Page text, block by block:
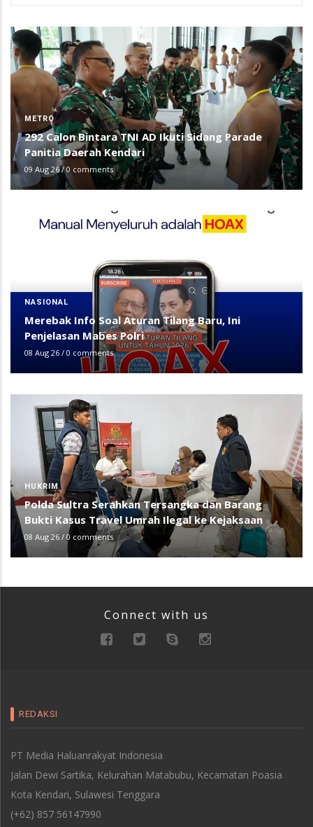
METRO
292 Calon Bintara TNI AD Ikuti Sidang Parade
Panitia Daerah Kendari
09 Aug 26/0 comments
NASIONAL
Merebak Info Soal Aturan Tilang Baru, Ini
Penjelasan Mabes Polri
08 Aug 26 / 0 comments
HUKRIM
Polda Sultra Serahkan Tersangka dan Barang
Bukti Kasus Travel Umrah Ilegal ke Kejaksaan
08 Aug 26 / 0 comments
Connect with us
REDAKSI
PT Media Haluanrakyat Indonesia
Jalan Dewi Sartika, Kelurahan Matabubu, Kecamatan Poasia
Kota Kendari, Sulawesi Tenggara
(+62) 857 56147990